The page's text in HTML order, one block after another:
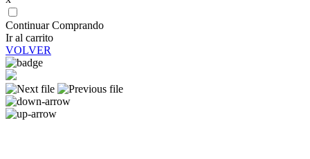
Continuar Comprando
Ir al carrito
VOLVER